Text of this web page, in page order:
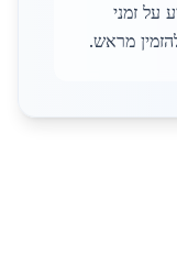
על זמני
מראש.